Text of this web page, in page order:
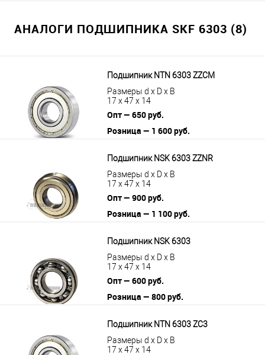
АНАЛОГИ ПОДШИПНИКА SKF 6303 (8)
Подшипник NTN 6303 ZZCM
Размеры d x D x B
17 x 47 x 14
Опт — 650 руб.
Розница — 1 600 руб.
Подшипник NSK 6303 ZZNR
Размеры d x D x B
17 x 47 x 14
Опт — 900 руб.
Розница — 1 100 руб.
Подшипник NSK 6303
Размеры d x D x B
17 x 47 x 14
Опт — 600 руб.
Розница — 800 руб.
Подшипник NTN 6303 ZC3
Размеры d x D x B
17 x 47 x 14